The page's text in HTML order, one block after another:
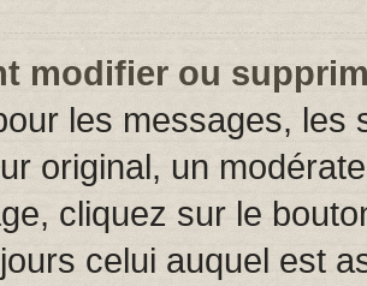
modifier ou
les messages, les
original, un
cliquez sur le
celui auquel est